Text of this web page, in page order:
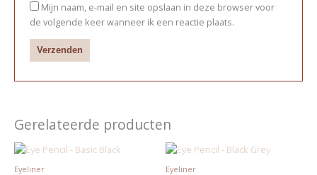
Mijn naam, e-mail en site opslaan in deze browser voor
de volgende keer wanneer ik een reactie plaats.
Gerelateerde producten
Eyeliner Eyeliner